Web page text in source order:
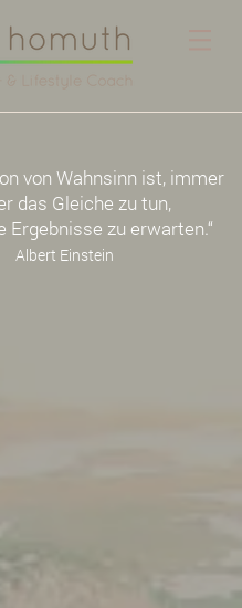
von Wahnsinn ist, immer
das Gleiche zu tun,
Ergebnisse zu erwarten.“
Albert Einstein